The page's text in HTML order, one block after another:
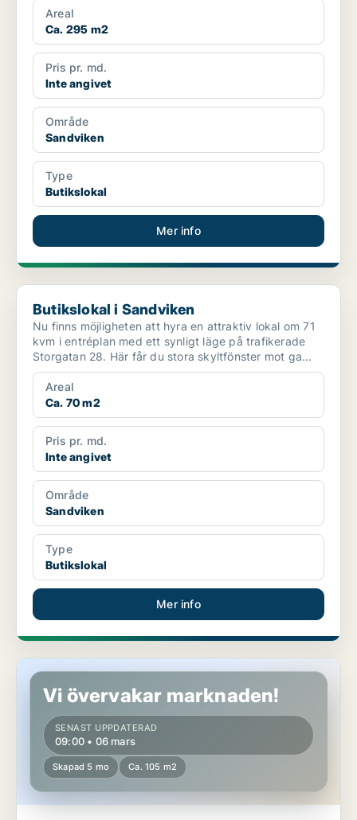
Areal
Ca. 295 m2
Pris pr. md.
Inte angivet
Område
Sandviken
Type
Butikslokal
Mer info
Butikslokal i Sandviken
Butikslokal i Sandviken
Nu finns möjligheten att hyra en attraktiv lokal om 71
kvm i entréplan med ett synligt läge på trafikerade
Storgatan 28. Här får du stora skyltfönster mot ga...
Areal
Ca. 70 m2
Pris pr. md.
Inte angivet
Område
Sandviken
Type
Butikslokal
Mer info
Butikslokal i Sandviken
Vi övervakar marknaden!
SENAST UPPDATERAD
09:00 • 06 mars
Skapad 5 mo Ca. 105 m2